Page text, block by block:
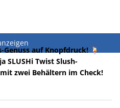
Genuss auf Knopfdruck! 🍹
SLUSHi Twist Slush-
zwei Behältern im Check!